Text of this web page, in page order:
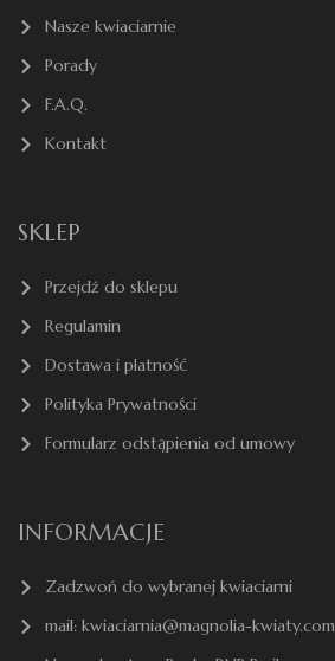
Nasze kwiaciarnie
Porady
F.A.Q.
Kontakt
SKLEP
Przejdź do sklepu
Regulamin
Dostawa i płatność
Polityka Prywatności
Formularz odstąpienia od umowy
INFORMACJE
Zadzwoń do wybranej kwiaciarni
mail: kwiaciarnia@magnolia-kwiaty.com